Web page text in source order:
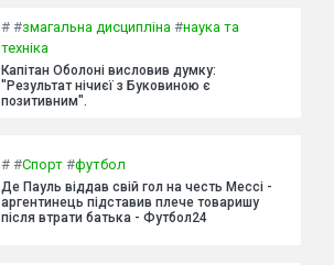
# #змагальна дисципліна #наука та
техніка
Капітан Оболоні висловив думку:
"Результат нічиєї з Буковиною є
позитивним".
# #Спорт #футбол
Де Пауль віддав свій гол на честь Мессі -
аргентинець підставив плече товаришу
після втрати батька - Футбол24